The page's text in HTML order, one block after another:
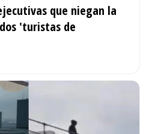
que niegan la
'turistas de